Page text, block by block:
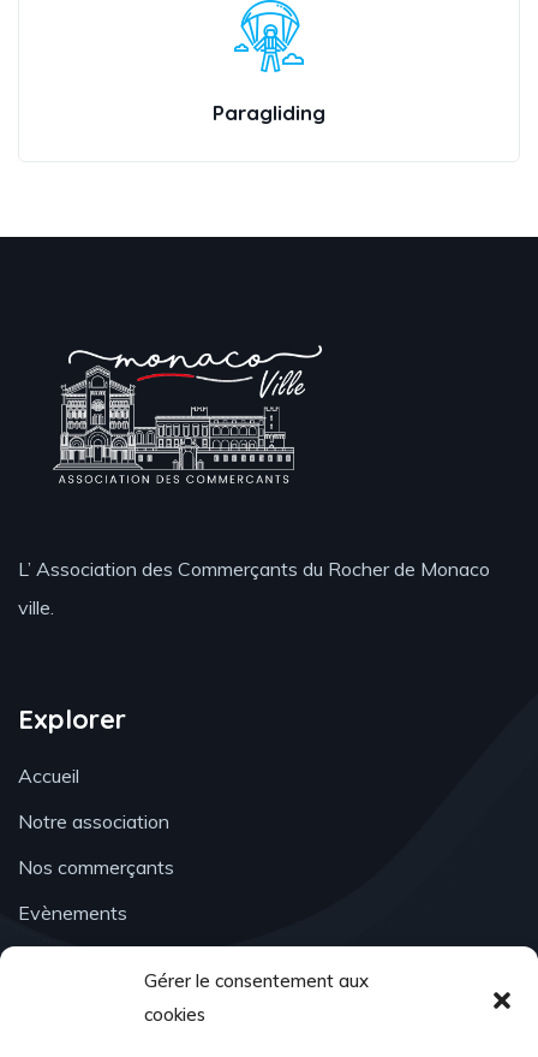
Gérer le consentement aux
cookies
Paragliding
L’ Association des Commerçants du Rocher de Monaco
ville.
Explorer
Accueil
Notre association
Nos commerçants
Evènements